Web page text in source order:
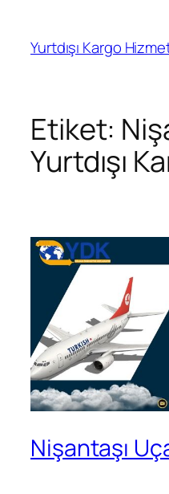
Yurtdışı Kargo
Etiket:
Yurtdışı
Nişantaşı